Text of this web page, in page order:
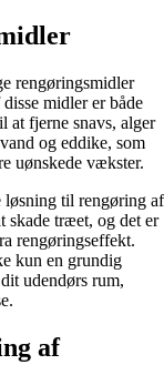
rengøringsmidler
midler er både
at fjerne snavs, alger
og eddike, som
uønskede vækster.
løsning til rengøring af
skade træet, og det er
rengøringseffekt.
kun en grundig
udendørs rum,
af